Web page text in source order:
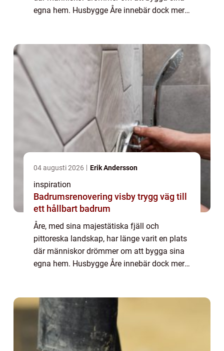
egna hem. Husbygge Åre innebär dock mer
04 augusti 2026 Erik Andersson
inspiration
Badrumsrenovering visby trygg väg till
ett hållbart badrum
Åre, med sina majestätiska fjäll och
pittoreska landskap, har länge varit en plats
där människor drömmer om att bygga sina
egna hem. Husbygge Åre innebär dock mer